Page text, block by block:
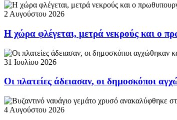
2 Αυγούστου 2026
Η χώρα φλέγεται, μετρά νεκρούς και ο
31 Ιουλίου 2026
Οι πλατείες άδειασαν, οι δημοσκόποι
4 Αυγούστου 2026